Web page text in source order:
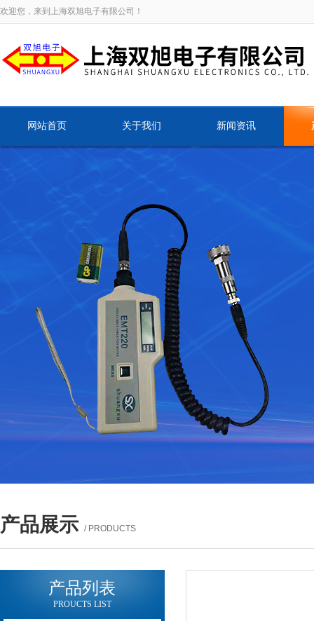
欢迎您，来到上海双旭电子有限公司！
网站首页 关于我们 新闻资讯
产品展示 / PRODUCTS
产品列表
PROUCTS LIST